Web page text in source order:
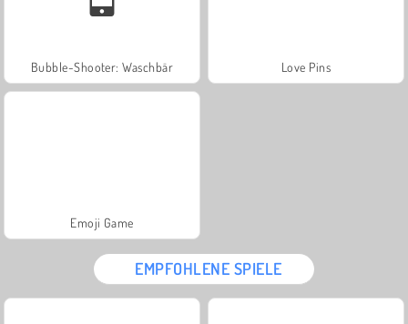
Bubble-Shooter: Waschbär Love Pins
Emoji Game
EMPFOHLENE SPIELE